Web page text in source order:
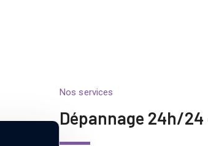
Nos services
Dépannage 24h/